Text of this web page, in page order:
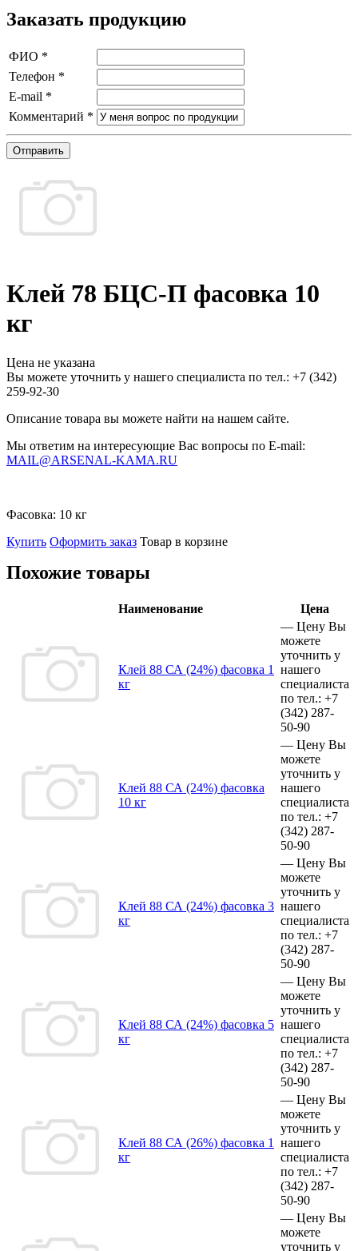
Заказать продукцию
ФИО *
Телефон *
E-mail *
Комментарий *
Отправить
Клей 78 БЦС-П фасовка 10
кг
Цена не указана
Вы можете уточнить у нашего специалиста по тел.: +7 (342)
259-92-30
Описание товара вы можете найти на нашем сайте.
Мы ответим на интересующие Вас вопросы по E-mail:
MAIL@ARSENAL-KAMA.RU
Фасовка: 10 кг
Купить Оформить заказ Товар в корзине
Похожие товары
Наименование Цена
Клей 88 СА (24%) фасовка 1
кг
— Цену Вы
можете
уточнить у
нашего
специалиста
по тел.: +7
(342) 287-
50-90
Клей 88 СА (24%) фасовка
10 кг
— Цену Вы
можете
уточнить у
нашего
специалиста
по тел.: +7
(342) 287-
50-90
Клей 88 СА (24%) фасовка 3
кг
— Цену Вы
можете
уточнить у
нашего
специалиста
по тел.: +7
(342) 287-
50-90
Клей 88 СА (24%) фасовка 5
кг
— Цену Вы
можете
уточнить у
нашего
специалиста
по тел.: +7
(342) 287-
50-90
Клей 88 СА (26%) фасовка 1
кг
— Цену Вы
можете
уточнить у
нашего
специалиста
по тел.: +7
(342) 287-
50-90
— Цену Вы
можете
уточнить у